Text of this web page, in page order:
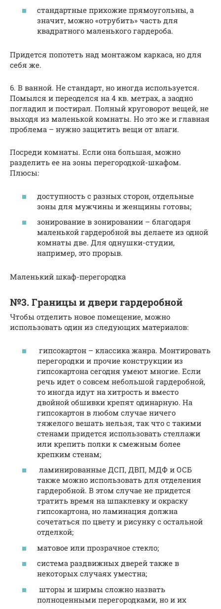
стандартные прихожие прямоугольны, а
значит, можно «отрубить» часть для
квадратного маленького гардероба.
Придется попотеть над монтажом каркаса, но для
себя же.
6. В ванной. Не стандарт, но иногда используется.
Помылся и переоделся на 4 кв. метрах, а заодно
погладил и постирал. Полный круговорот вещей, не
выходя из маленькой комнаты. Но это же и главная
проблема – нужно защитить вещи от влаги.
Посреди комнаты. Если она большая, можно
разделить ее на зоны перегородкой-шкафом.
Плюсы:
доступность с разных сторон, отдельные
зоны для мужчины и женщины готовы;
зонирование в зонировании – благодаря
маленькой гардеробной вы делаете из одной
комнаты две. Для однушки-студии,
например, это прорыв.
Маленький шкаф-перегородка
№3. Границы и двери гардеробной
Чтобы отделить новое помещение, можно
использовать один из следующих материалов:
гипсокартон – классика жанра. Монтировать
перегородки и прочие конструкции из
гипсокартона сегодня умеют многие. Если
речь идет о совсем небольшой гардеробной,
то иногда идут на хитрость и вместо
двойной обшивки крепят одинарную. На
гипсокартон в любом случае ничего
тяжелого вешать нельзя, так что с такими
стенами придется использовать стеллажи
или крепить полки к смежным более
крепким стенам;
ламинированные ДСП, ДВП, МДФ и ОСБ
также можно использовать для отделения
гардеробной. В этом случае не придется
тратить время на шпаклевку и окраску
гипсокартона, но ламинация должна
сочетаться по цвету и рисунку с остальной
отделкой;
матовое или прозрачное стекло;
система раздвижных дверей также в
некоторых случаях уместна;
шторы и ширмы сложно назвать
полноценными перегородками, но и их